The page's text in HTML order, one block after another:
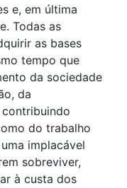
e, em última
Todas as
as bases
tempo que
da sociedade
da
do trabalho
implacável
sobreviver,
à custa dos